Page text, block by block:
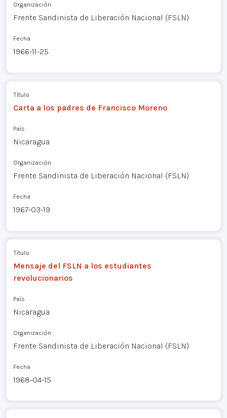
Organización
Frente Sandinista de Liberación Nacional (FSLN)
Fecha
1966-11-25
Título
Carta a los padres de Francisco Moreno
País
Nicaragua
Organización
Frente Sandinista de Liberación Nacional (FSLN)
Fecha
1967-03-19
Título
Mensaje del FSLN a los estudiantes
revolucionarios
País
Nicaragua
Organización
Frente Sandinista de Liberación Nacional (FSLN)
Fecha
1968-04-15